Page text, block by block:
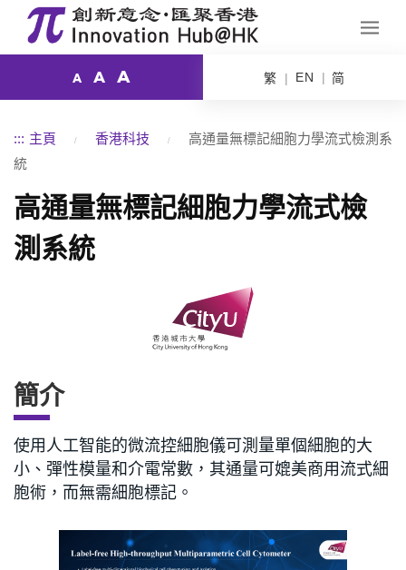
A A A 繁 EN 简
::: 主頁 香港科技
高通量無標記細胞力學流式檢測系
統
高通量無標記細胞力學流式檢
測系統
簡介
使用人工智能的微流控細胞儀可測量單個細胞的大
小、彈性模量和介電常數，其通量可媲美商用流式細
胞術，而無需細胞標記。